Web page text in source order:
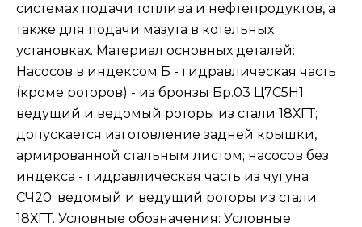
системах подачи топлива и нефтепродуктов, а
также для подачи мазута в котельных
установках. Материал основных деталей:
Насосов в индексом Б - гидравлическая часть
(кроме роторов) - из бронзы Бр.03 Ц7С5Н1;
ведущий и ведомый роторы из стали 18ХГТ;
допускается изготовление задней крышки,
армированной стальным листом; насосов без
индекса - гидравлическая часть из чугуна
СЧ20; ведомый и ведущий роторы из стали
18ХГТ. Условные обозначения: Условные